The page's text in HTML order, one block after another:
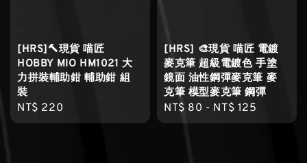
[HRS]🔨現貨 喵匠
HOBBY MIO HM1021 大
力拼裝輔助鉗 輔助鉗 組
裝
Regular
price
NT$ 220
[HRS] 🎨現貨 喵匠 電鍍
麥克筆 超級電鍍色 手塗
鏡面 油性鋼彈麥克筆 麥
克筆 模型麥克筆 鋼彈
Regular
price
NT$ 80 - NT$ 125